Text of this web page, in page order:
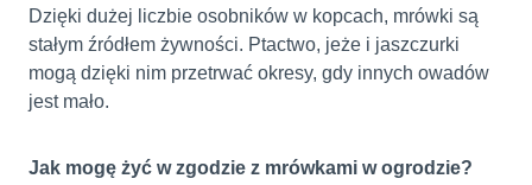
Dzięki dużej liczbie osobników w kopcach, mrówki są
stałym źródłem żywności. Ptactwo, jeże i jaszczurki
mogą dzięki nim przetrwać okresy, gdy innych owadów
jest mało.
Jak mogę żyć w zgodzie z mrówkami w ogrodzie?